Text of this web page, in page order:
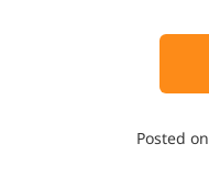
Posted on